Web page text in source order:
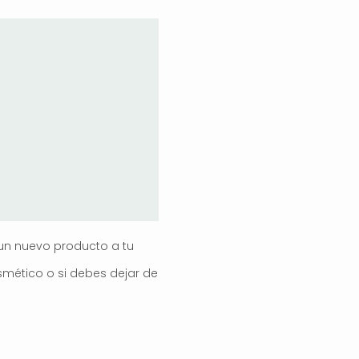
nuevo producto a tu
o si debes dejar de